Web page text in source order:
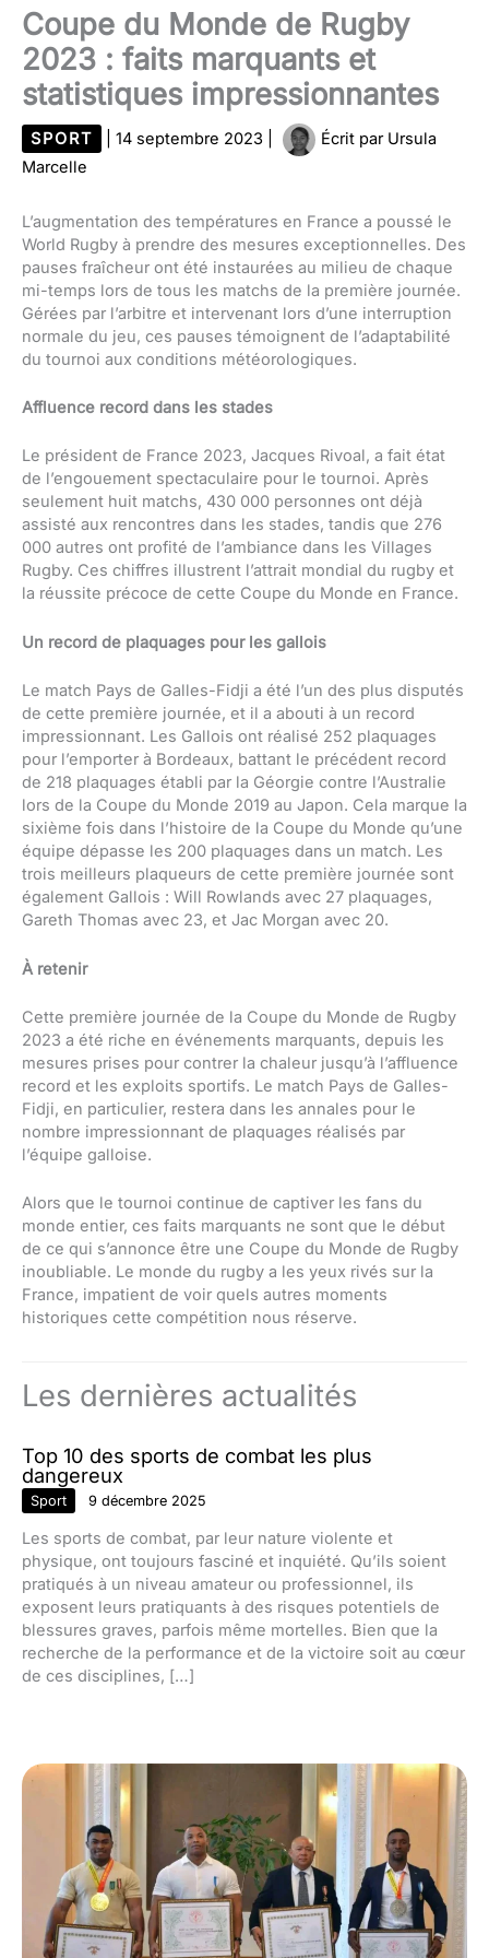
Coupe du Monde de Rugby
2023 : faits marquants et
statistiques impressionnantes
SPORT 14 septembre 2023 Écrit par Ursula
Marcelle
L’augmentation des températures en France a poussé le
World Rugby à prendre des mesures exceptionnelles. Des
pauses fraîcheur ont été instaurées au milieu de chaque
mi-temps lors de tous les matchs de la première journée.
Gérées par l’arbitre et intervenant lors d’une interruption
normale du jeu, ces pauses témoignent de l’adaptabilité
du tournoi aux conditions météorologiques.
Affluence record dans les stades
Le président de France 2023, Jacques Rivoal, a fait état
de l’engouement spectaculaire pour le tournoi. Après
seulement huit matchs, 430 000 personnes ont déjà
assisté aux rencontres dans les stades, tandis que 276
000 autres ont profité de l’ambiance dans les Villages
Rugby. Ces chiffres illustrent l’attrait mondial du rugby et
la réussite précoce de cette Coupe du Monde en France.
Un record de plaquages pour les gallois
Le match Pays de Galles-Fidji a été l’un des plus disputés
de cette première journée, et il a abouti à un record
impressionnant. Les Gallois ont réalisé 252 plaquages
pour l’emporter à Bordeaux, battant le précédent record
de 218 plaquages établi par la Géorgie contre l’Australie
lors de la Coupe du Monde 2019 au Japon. Cela marque la
sixième fois dans l’histoire de la Coupe du Monde qu’une
équipe dépasse les 200 plaquages dans un match. Les
trois meilleurs plaqueurs de cette première journée sont
également Gallois : Will Rowlands avec 27 plaquages,
Gareth Thomas avec 23, et Jac Morgan avec 20.
À retenir
Cette première journée de la Coupe du Monde de Rugby
2023 a été riche en événements marquants, depuis les
mesures prises pour contrer la chaleur jusqu’à l’affluence
record et les exploits sportifs. Le match Pays de Galles-
Fidji, en particulier, restera dans les annales pour le
nombre impressionnant de plaquages réalisés par
l’équipe galloise.
Alors que le tournoi continue de captiver les fans du
monde entier, ces faits marquants ne sont que le début
de ce qui s’annonce être une Coupe du Monde de Rugby
inoubliable. Le monde du rugby a les yeux rivés sur la
France, impatient de voir quels autres moments
historiques cette compétition nous réserve.
Les dernières actualités
Top 10 des sports de combat les plus
dangereux
Sport 9 décembre 2025
Les sports de combat, par leur nature violente et
physique, ont toujours fasciné et inquiété. Qu’ils soient
pratiqués à un niveau amateur ou professionnel, ils
exposent leurs pratiquants à des risques potentiels de
blessures graves, parfois même mortelles. Bien que la
recherche de la performance et de la victoire soit au cœur
de ces disciplines, […]